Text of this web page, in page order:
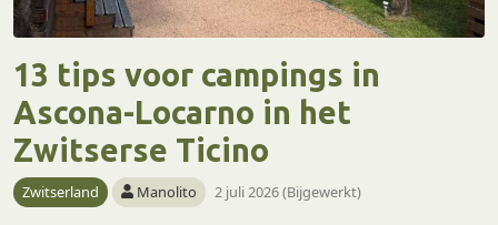
13 tips voor campings in
Ascona-Locarno in het
Zwitserse Ticino
Zwitserland Manolito 2 juli 2026 (Bijgewerkt)